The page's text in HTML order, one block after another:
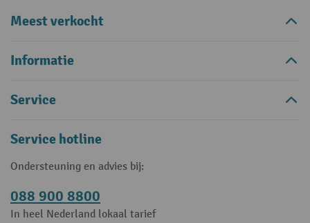
Meest verkocht
Informatie
Service
Service hotline
Ondersteuning en advies bij:
088 900 8800
In heel Nederland lokaal tarief